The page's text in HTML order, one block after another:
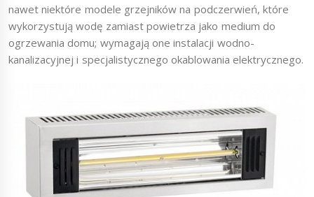
nawet niektóre modele grzejników na podczerwień, które
wykorzystują wodę zamiast powietrza jako medium do
ogrzewania domu; wymagają one instalacji wodno-
kanalizacyjnej i specjalistycznego okablowania elektrycznego.